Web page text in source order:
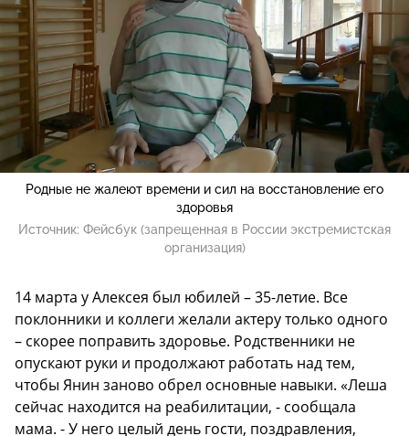
Родные не жалеют времени и сил на восстановление его
здоровья
Источник: Фейсбук (запрещенная в России экстремистская
организация)
14 марта у Алексея был юбилей – 35-летие. Все
поклонники и коллеги желали актеру только одного
– скорее поправить здоровье. Родственники не
опускают руки и продолжают работать над тем,
чтобы Янин заново обрел основные навыки. «Леша
сейчас находится на реабилитации, - сообщала
мама. - У него целый день гости, поздравления,